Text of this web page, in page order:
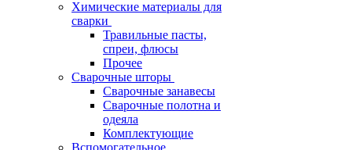
Химические материалы для
сварки
Травильные пасты,
спреи, флюсы
Прочее
Сварочные шторы
Сварочные занавесы
Сварочные полотна и
одеяла
Комплектующие
Вспомогательное